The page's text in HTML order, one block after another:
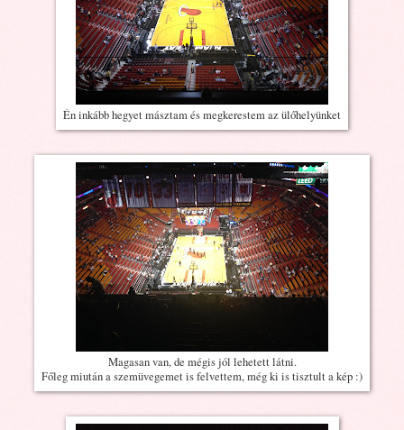
Én inkább hegyet másztam és megkerestem az ülőhelyünket
Magasan van, de mégis jól lehetett látni.
Főleg miután a szemüvegemet is felvettem, még ki is tisztult a kép :)